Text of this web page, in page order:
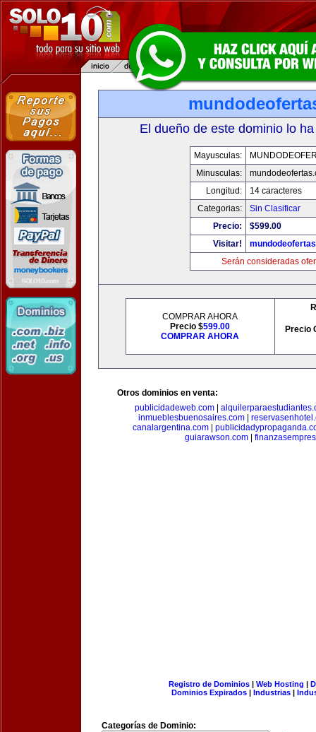
El dueño de este dominio lo
Mayusculas:
Minusculas:
Longitud:
14 caracteres
Categorias:
Sin Clasificar
Precio:
$599.00
Visitar!
Serán consideradas
COMPRAR AHORA
Precio $599.00
COMPRAR AHORA
Precio
Otros dominios en venta:
publicidadeweb.com|
inmueblesbuenosaires.com
canalargentina.com|
guiarawson.com|
Registro de Dominios| Web Hosting |
Dominios Expirados | Industrias |
Categorías de Dominio: